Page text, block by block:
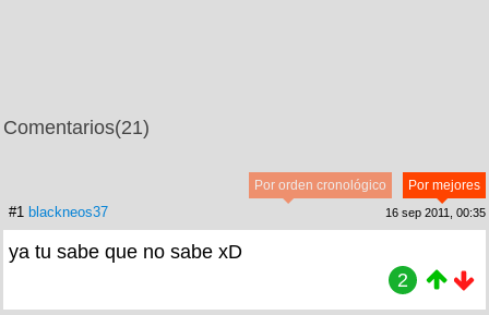
Comentarios(21)
Por mejores
Por orden cronológico
#1 blackneos37 16 sep 2011, 00:35
ya tu sabe que no sabe xD
2